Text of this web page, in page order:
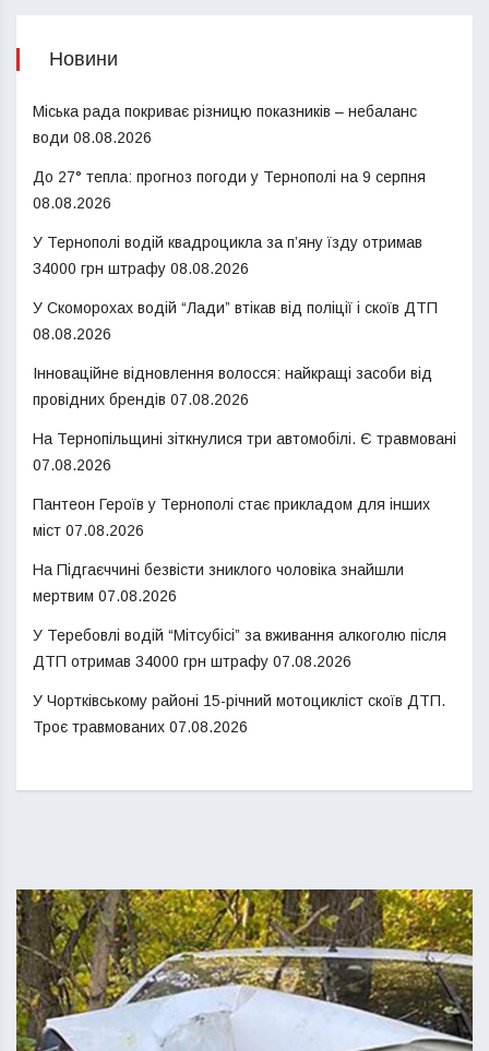
Новини
Міська рада покриває різницю показників – небаланс
води 08.08.2026
До 27° тепла: прогноз погоди у Тернополі на 9 серпня
08.08.2026
У Тернополі водій квадроцикла за п’яну їзду отримав
34000 грн штрафу 08.08.2026
У Скоморохах водій “Лади” втікав від поліції і скоїв ДТП
08.08.2026
Інноваційне відновлення волосся: найкращі засоби від
провідних брендів 07.08.2026
На Тернопільщині зіткнулися три автомобілі. Є травмовані
07.08.2026
Пантеон Героїв у Тернополі стає прикладом для інших
міст 07.08.2026
На Підгаєччині безвісти зниклого чоловіка знайшли
мертвим 07.08.2026
У Теребовлі водій “Мітсубісі” за вживання алкоголю після
ДТП отримав 34000 грн штрафу 07.08.2026
У Чортківському районі 15-річний мотоцикліст скоїв ДТП.
Троє травмованих 07.08.2026